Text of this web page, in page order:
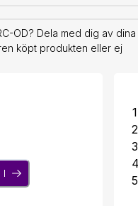
OD? Dela med dig av
köpt produkten eller ej
1
2
3
4
5